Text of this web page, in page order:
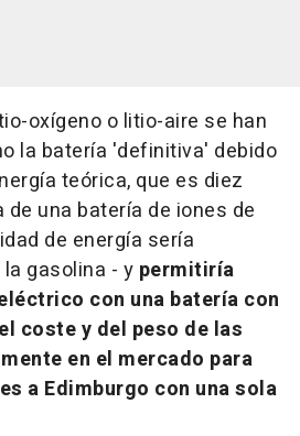
oxígeno o litio-aire se han
la batería 'definitiva' debido
teórica, que es diez
una batería de iones de
de energía sería
gasolina - y permitiría
con una batería con
coste y del peso de las
en el mercado para
a Edimburgo con una sola